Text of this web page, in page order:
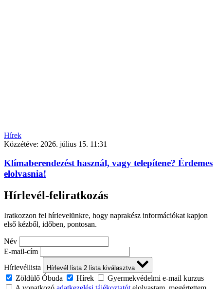
Hírek
Közzétéve: 2026. július 15. 11:31
Klímaberendezést használ, vagy telepítene? Érdemes
elolvasnia!
Hírlevél-feliratkozás
Iratkozzon fel hírlevelünkre, hogy naprakész információkat kapjon
első kézből, időben, pontosan.
Név
E-mail-cím
Hírlevéllista
Hírlevél lista 2 lista kiválasztva
Zöldülő Óbuda Hírek
Gyermekvédelmi e-mail kurzus